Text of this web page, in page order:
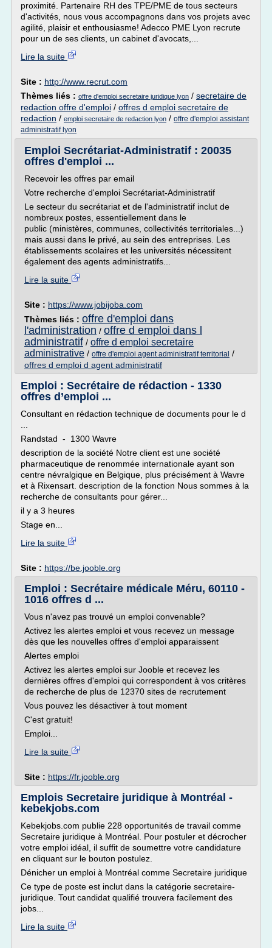
proximité. Partenaire RH des TPE/PME de tous secteurs
d'activités, nous vous accompagnons dans vos projets avec
agilité, plaisir et enthousiasme! Adecco PME Lyon recrute
pour un de ses clients, un cabinet d'avocats,...
Lire la suite
Site : http://www.recrut.com
Thèmes liés : offre d'emploi secretaire juridique lyon / secretaire de
redaction offre d'emploi / offres d emploi secretaire de
redaction / emploi secretaire de redaction lyon / offre d'emploi assistant
administratif lyon
Emploi Secrétariat-Administratif : 20035
offres d'emploi ...
Recevoir les offres par email
Votre recherche d'emploi Secrétariat-Administratif
Le secteur du secrétariat et de l'administratif inclut de
nombreux postes, essentiellement dans le
public (ministères, communes, collectivités territoriales...)
mais aussi dans le privé, au sein des entreprises. Les
établissements scolaires et les universités nécessitent
également des agents administratifs...
Lire la suite
Site : https://www.jobijoba.com
Thèmes liés : offre d'emploi dans
l'administration / offre d emploi dans l
administratif / offre d emploi secretaire
administrative / offre d'emploi agent administratif territorial /
offres d emploi d agent administratif
Emploi : Secrétaire de rédaction - 1330
offres d’emploi ...
Consultant en rédaction technique de documents pour le d
Randstad - 1300 Wavre
description de la société Notre client est une société
pharmaceutique de renommée internationale ayant son
centre névralgique en Belgique, plus précisément à Wavre
et à Rixensart. description de la fonction Nous sommes à la
recherche de consultants pour gérer...
il y a 3 heures
Stage en...
Lire la suite
Site : https://be.jooble.org
Emploi : Secrétaire médicale Méru, 60110 -
1016 offres d ...
Vous n'avez pas trouvé un emploi convenable?
Activez les alertes emploi et vous recevez un message
dès que les nouvelles offres d'emploi apparaissent
Alertes emploi
Activez les alertes emploi sur Jooble et recevez les
dernières offres d'emploi qui correspondent à vos critères
de recherche de plus de 12370 sites de recrutement
Vous pouvez les désactiver à tout moment
C'est gratuit!
Emploi...
Lire la suite
Site : https://fr.jooble.org
Emplois Secretaire juridique à Montréal -
kebekjobs.com
Kebekjobs.com publie 228 opportunités de travail comme
Secretaire juridique à Montréal. Pour postuler et décrocher
votre emploi idéal, il suffit de soumettre votre candidature
en cliquant sur le bouton postulez.
Dénicher un emploi à Montréal comme Secretaire juridique
Ce type de poste est inclut dans la catégorie secretaire-
juridique. Tout candidat qualifié trouvera facilement des
jobs...
Lire la suite